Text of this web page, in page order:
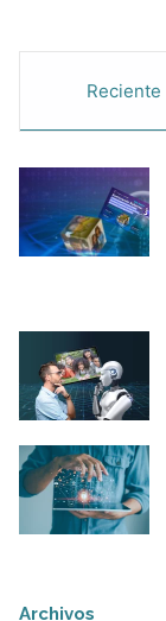
Reciente
Archivos